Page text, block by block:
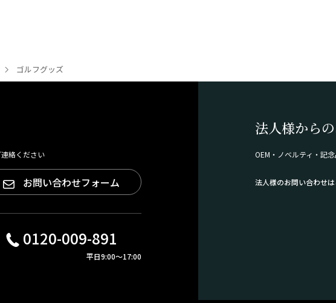
ゴルフグッズ
絡ください
お問い合わせフォーム
0120-009-891
平日9:00～17:00
法人様から
OEM・ノベルティ・記
法人様のお問い合わせ